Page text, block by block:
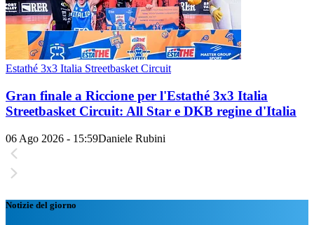
Estathé 3x3 Italia Streetbasket Circuit
Gran finale a Riccione per l'Estathé 3x3 Italia
Streetbasket Circuit: All Star e DKB regine d'Italia
06 Ago 2026 - 15:59Daniele Rubini
Notizie del giorno